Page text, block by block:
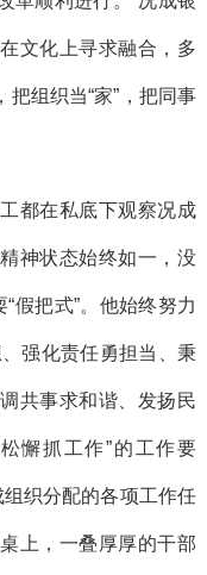
文化上寻求融合，多
组织当“家”，把同事
都在私底下观察况成
神状态始终如一，没
假把式”。他始终努力
强化责任勇担当、秉
共事求和谐、发扬民
懈抓工作”的工作要
组织分配的各项工作任
上，一叠厚厚的干部